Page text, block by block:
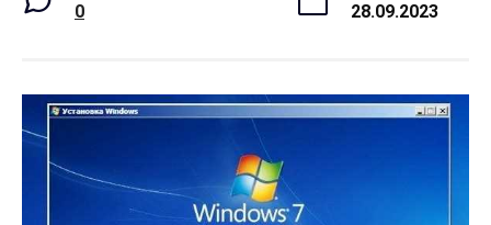
0 28.09.2023